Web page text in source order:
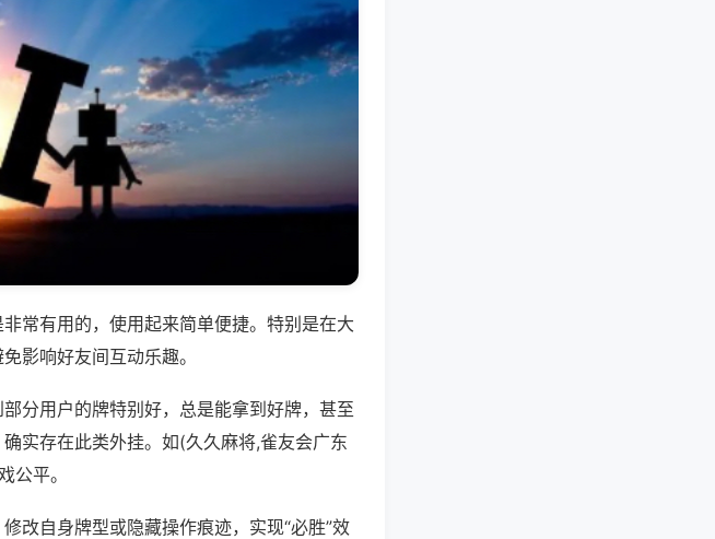
常有用的，使用起来简单便捷。特别是在大
影响好友间互动乐趣。
分用户的牌特别好，总是能拿到好牌，甚至
实存在此类外挂。如(久久麻将,雀友会广东
公平。
改自身牌型或隐藏操作痕迹，实现“必胜”效